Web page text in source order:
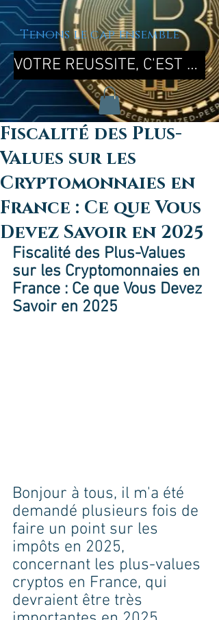
Tenons le cap ensemble
VOTRE REUSSITE, C'EST MA REUSSITE !
Fiscalité des Plus-
Values sur les
Cryptomonnaies en
France : Ce que Vous
Devez Savoir en 2025
Fiscalité des Plus-Values
sur les Cryptomonnaies en
France : Ce que Vous Devez
Savoir en 2025
Bonjour à tous, il m'a été
demandé plusieurs fois de
faire un point sur les
impôts en 2025,
concernant les plus-values
cryptos en France, qui
devraient être très